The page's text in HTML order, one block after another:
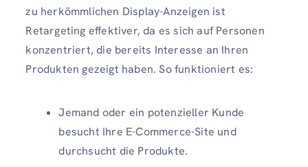
zu herkömmlichen Display-Anzeigen ist
Retargeting effektiver, da es sich auf Personen
konzentriert, die bereits Interesse an Ihren
Produkten gezeigt haben. So funktioniert es:
Jemand oder ein potenzieller Kunde
besucht Ihre E-Commerce-Site und
durchsucht die Produkte.